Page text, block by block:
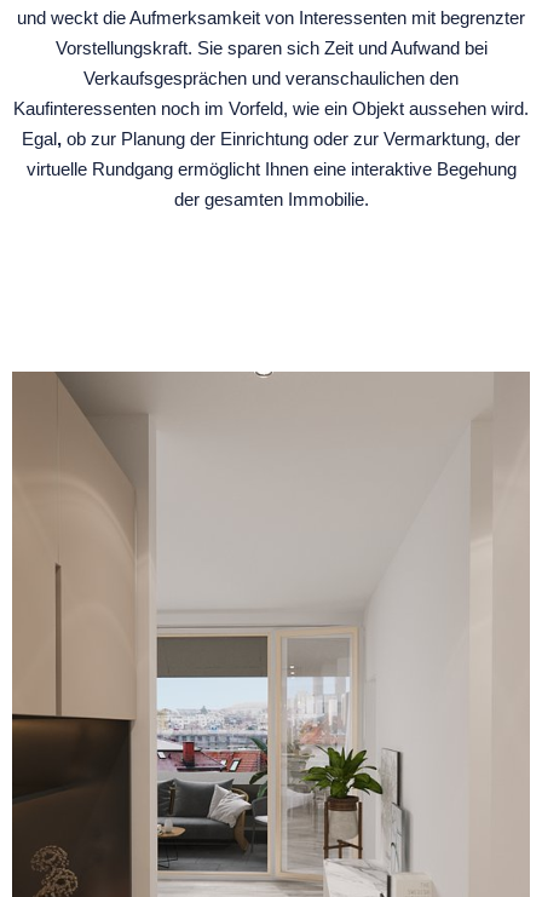
und weckt die Aufmerksamkeit von Interessenten mit begrenzter
Vorstellungskraft. Sie sparen sich Zeit und Aufwand bei
Verkaufsgesprächen und veranschaulichen den
Kaufinteressenten noch im Vorfeld, wie ein Objekt aussehen wird.
Egal, ob zur Planung der Einrichtung oder zur Vermarktung, der
virtuelle Rundgang ermöglicht Ihnen eine interaktive Begehung
der gesamten Immobilie.